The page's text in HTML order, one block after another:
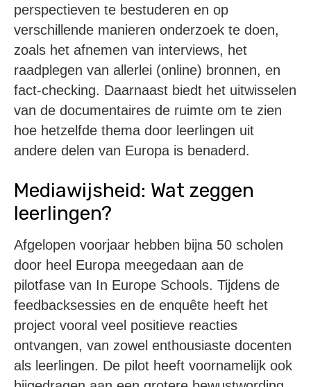
perspectieven te bestuderen en op
verschillende manieren onderzoek te doen,
zoals het afnemen van interviews, het
raadplegen van allerlei (online) bronnen, en
fact-checking. Daarnaast biedt het uitwisselen
van de documentaires de ruimte om te zien
hoe hetzelfde thema door leerlingen uit
andere delen van Europa is benaderd.
Mediawijsheid: Wat zeggen
leerlingen?
Afgelopen voorjaar hebben bijna 50 scholen
door heel Europa meegedaan aan de
pilotfase van In Europe Schools. Tijdens de
feedbacksessies en de enquête heeft het
project vooral veel positieve reacties
ontvangen, van zowel enthousiaste docenten
als leerlingen. De pilot heeft voornamelijk ook